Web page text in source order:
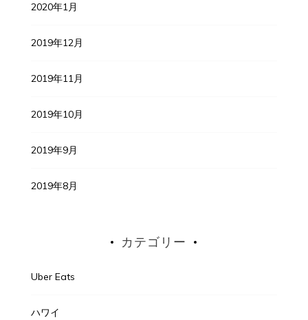
2020年1月
2019年12月
2019年11月
2019年10月
2019年9月
2019年8月
カテゴリー
Uber Eats
ハワイ